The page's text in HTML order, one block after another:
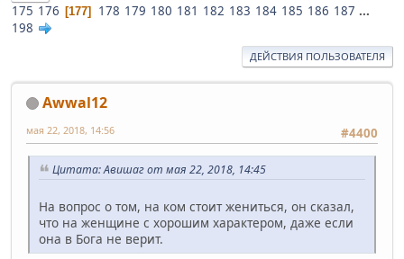
175 176 177 178 179 180 181 182 183 184 185 186 187 ...
198
ДЕЙСТВИЯ ПОЛЬЗОВАТЕЛЯ
Awwal12
#4400
мая 22, 2018, 14:56
Цитата: Авишаг от мая 22, 2018, 14:45
На вопрос о том, на ком стоит жениться, он сказал,
что на женщине с хорошим характером, даже если
она в Бога не верит.